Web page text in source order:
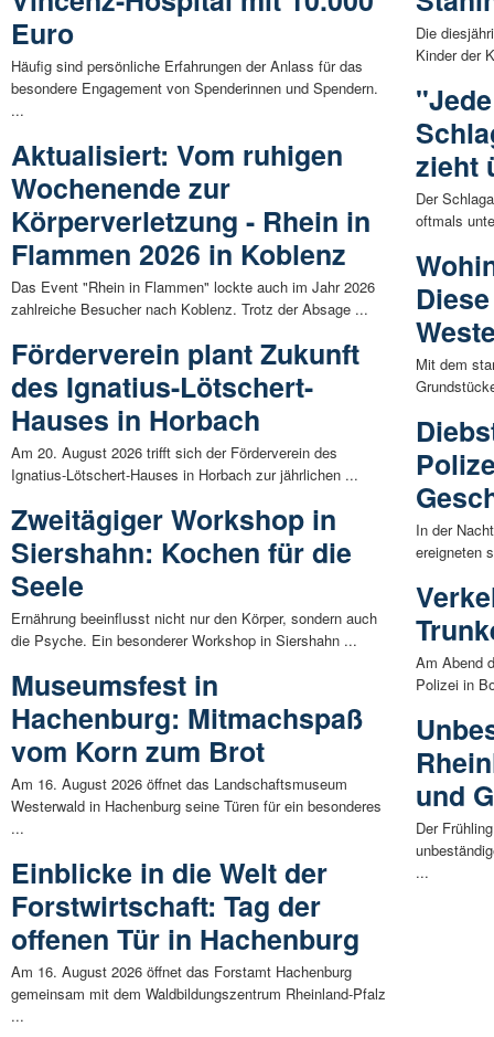
Euro
Häufig sind persönliche Erfahrungen der Anlass für das
besondere Engagement von Spenderinnen und Spendern.
...
Aktualisiert: Vom ruhigen
Wochenende zur
Körperverletzung - Rhein in
Flammen 2026 in Koblenz
Das Event "Rhein in Flammen" lockte auch im Jahr 2026
zahlreiche Besucher nach Koblenz. Trotz der Absage ...
Förderverein plant Zukunft
des Ignatius-Lötschert-
Hauses in Horbach
Am 20. August 2026 trifft sich der Förderverein des
Ignatius-Lötschert-Hauses in Horbach zur jährlichen ...
Zweitägiger Workshop in
Siershahn: Kochen für die
Seele
Ernährung beeinflusst nicht nur den Körper, sondern auch
die Psyche. Ein besonderer Workshop in Siershahn ...
Museumsfest in
Hachenburg: Mitmachspaß
vom Korn zum Brot
Am 16. August 2026 öffnet das Landschaftsmuseum
Westerwald in Hachenburg seine Türen für ein besonderes
...
Einblicke in die Welt der
Forstwirtschaft: Tag der
offenen Tür in Hachenburg
Am 16. August 2026 öffnet das Forstamt Hachenburg
gemeinsam mit dem Waldbildungszentrum Rheinland-Pfalz
...
Die
Kinder der
zieht
Der
oftmals
Mit dem
In der
ereigneten
Am Abend
Polizei in
und
Der
...